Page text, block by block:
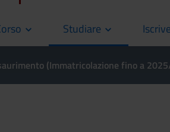
Studiare
(Immatricolazione fino a